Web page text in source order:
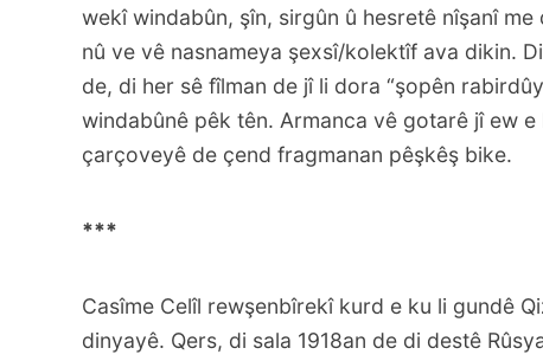
wekî windabûn, şîn, sirgûn û hesretê nîşanî
nû ve vê nasnameya şexsî/kolektîf ava dikin.
de, di her sê fîlman de jî li dora “şopên
windabûnê pêk tên. Armanca vê gotarê jî ew
çarçoveyê de çend fragmanan pêşkêş bike.
***
Casîme Celîl rewşenbîrekî kurd e ku li gundê
dinyayê. Qers, di sala 1918an de di destê